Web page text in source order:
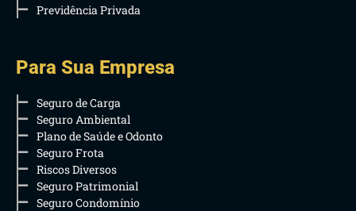
Previdência Privada
Para Sua Empresa
Seguro de Carga
Seguro Ambiental
Plano de Saúde e Odonto
Seguro Frota
Riscos Diversos
Seguro Patrimonial
Seguro Condomínio